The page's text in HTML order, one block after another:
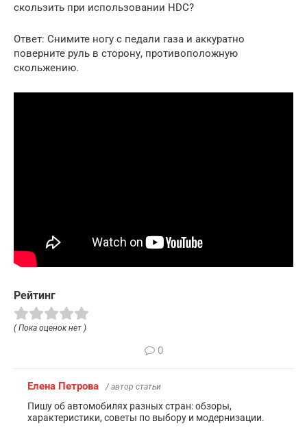
скользить при использовании HDC?
Ответ: Снимите ногу с педали газа и аккуратно
поверните руль в сторону, противоположную
скольжению.
Рейтинг
( Пока оценок нет )
0
Елена Петрова / автор статьи
Пишу об автомобилях разных стран: обзоры,
характеристики, советы по выбору и модернизации.